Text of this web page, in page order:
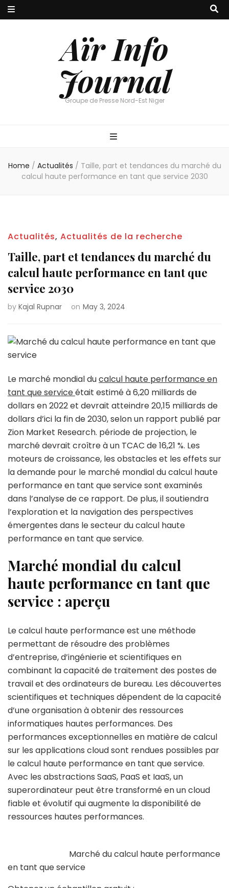
Aïr Info
Journal
Groupe de Presse Nord-Est Niger
Home / Actualités / Taille, part et tendances du marché du
calcul haute performance en tant que service 2030
Actualités, Actualités de la recherche
Taille, part et tendances du marché du
calcul haute performance en tant que
service 2030
by Kajal Rupnar on May 3, 2024
Le marché mondial ducalcul haute performance en
tant que serviceétait estimé à 6,20 milliards de
dollars en 2022 et devrait atteindre 20,15 milliards de
dollars d’ici la fin de 2030, selon un rapport publié par
Zion Market Research. période de projection, le
marché devrait croître à un TCAC de 16,21 %. Les
moteurs de croissance, les obstacles et les effets sur
la demande pour le marché mondial du calcul haute
performance en tant que service sont examinés
dans l’analyse de ce rapport. De plus, il soutiendra
l’exploration et la navigation des perspectives
émergentes dans le secteur du calcul haute
performance en tant que service.
Marché mondial du calcul
haute performance en tant que
service : aperçu
Le calcul haute performance est une méthode
permettant de résoudre des problèmes
d’entreprise, d’ingénierie et scientifiques en
combinant la capacité de traitement des postes de
travail et des ordinateurs de bureau. Les découvertes
scientifiques et techniques dépendent de la capacité
d’une organisation à obtenir des ressources
informatiques hautes performances. Des
performances exceptionnelles en matière de calcul
sur les applications cloud sont rendues possibles par
le calcul haute performance en tant que service.
Avec les abstractions SaaS, PaaS et IaaS, un
superordinateur peut être transformé en un cloud
fiable et évolutif qui augmente la disponibilité de
ressources hautes performances.
Marché du calcul haute performance
en tant que service